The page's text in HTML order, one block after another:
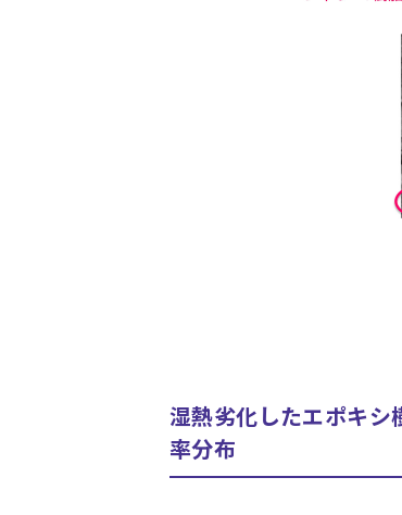
湿熱劣化したエポキ
率分布